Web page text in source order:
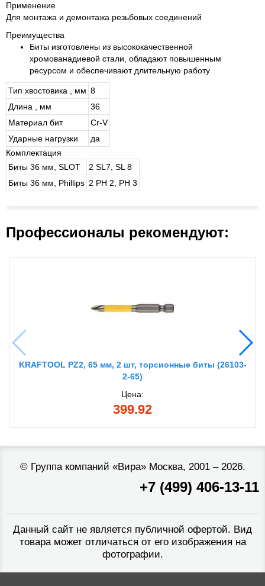
Применение
Для монтажа и демонтажа резьбовых соединений
Преимущества
Биты изготовлены из высококачественной
хромованадиевой стали, обладают повышенным
ресурсом и обеспечивают длительную работу
Тип хвостовика , мм 8
Длина , мм
36
Материал бит
Cr-V
Ударные нагрузки
да
Комплектация
Биты 36 мм, SLOT
2 SL7, SL 8
Биты 36 мм, Phillips 2 PH 2, PH 3
Профессионалы рекомендуют:
KRAFTOOL PZ2, 65 мм, 2 шт, торсионные биты (26103-
2-65)
Цена:
399.92
© Группа компаний «Вира»Москва, 2001 – 2026.
+7 (499) 406-13-11
Данный сайт не является публичной офертой. Вид
товара может отличаться от его изображения на
фотографии.